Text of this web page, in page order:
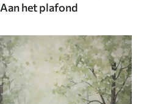
Aan het plafond